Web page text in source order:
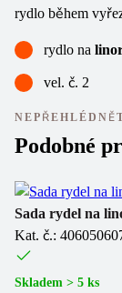
rydlo během
rydlo na
vel. č. 2
Podobné
Sada rydel na
Kat. č.:
Skladem > 5 ks